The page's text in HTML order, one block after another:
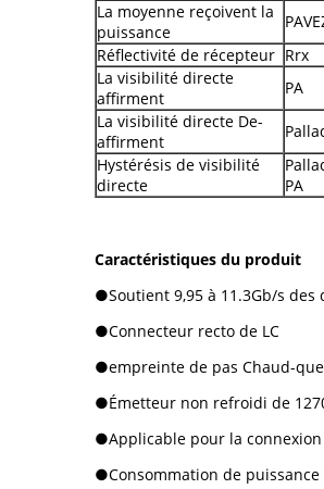
La moyenne reçoivent la
puissance
Réflectivité de récepteur Rrx
La visibilité directe
affirment
PA
La visibilité directe De-
affirment
Hystérésis de visibilité
directe
PA
Caractéristiques du produit
●Soutient 9,95 à 11.3Gb/s
●Connecteur recto de LC
●empreinte de pas Chaud-
●Émetteur non refroidi de
●Applicable pour la connexion
●Consommation de puissance